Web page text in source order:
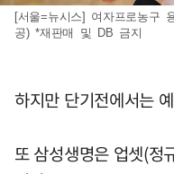
[서울=뉴시스] 여자프로농구
공) *재판매 및 DB 금지
하지만 단기전에서는
또 삼성생명은 업셋(정